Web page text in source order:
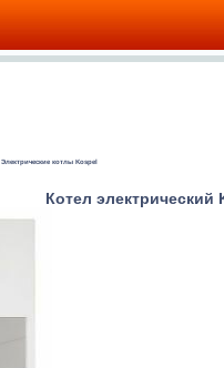
Электрические котлы Kospel
Котел электрический